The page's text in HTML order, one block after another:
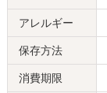
アレルギー
保存方法
消費期限